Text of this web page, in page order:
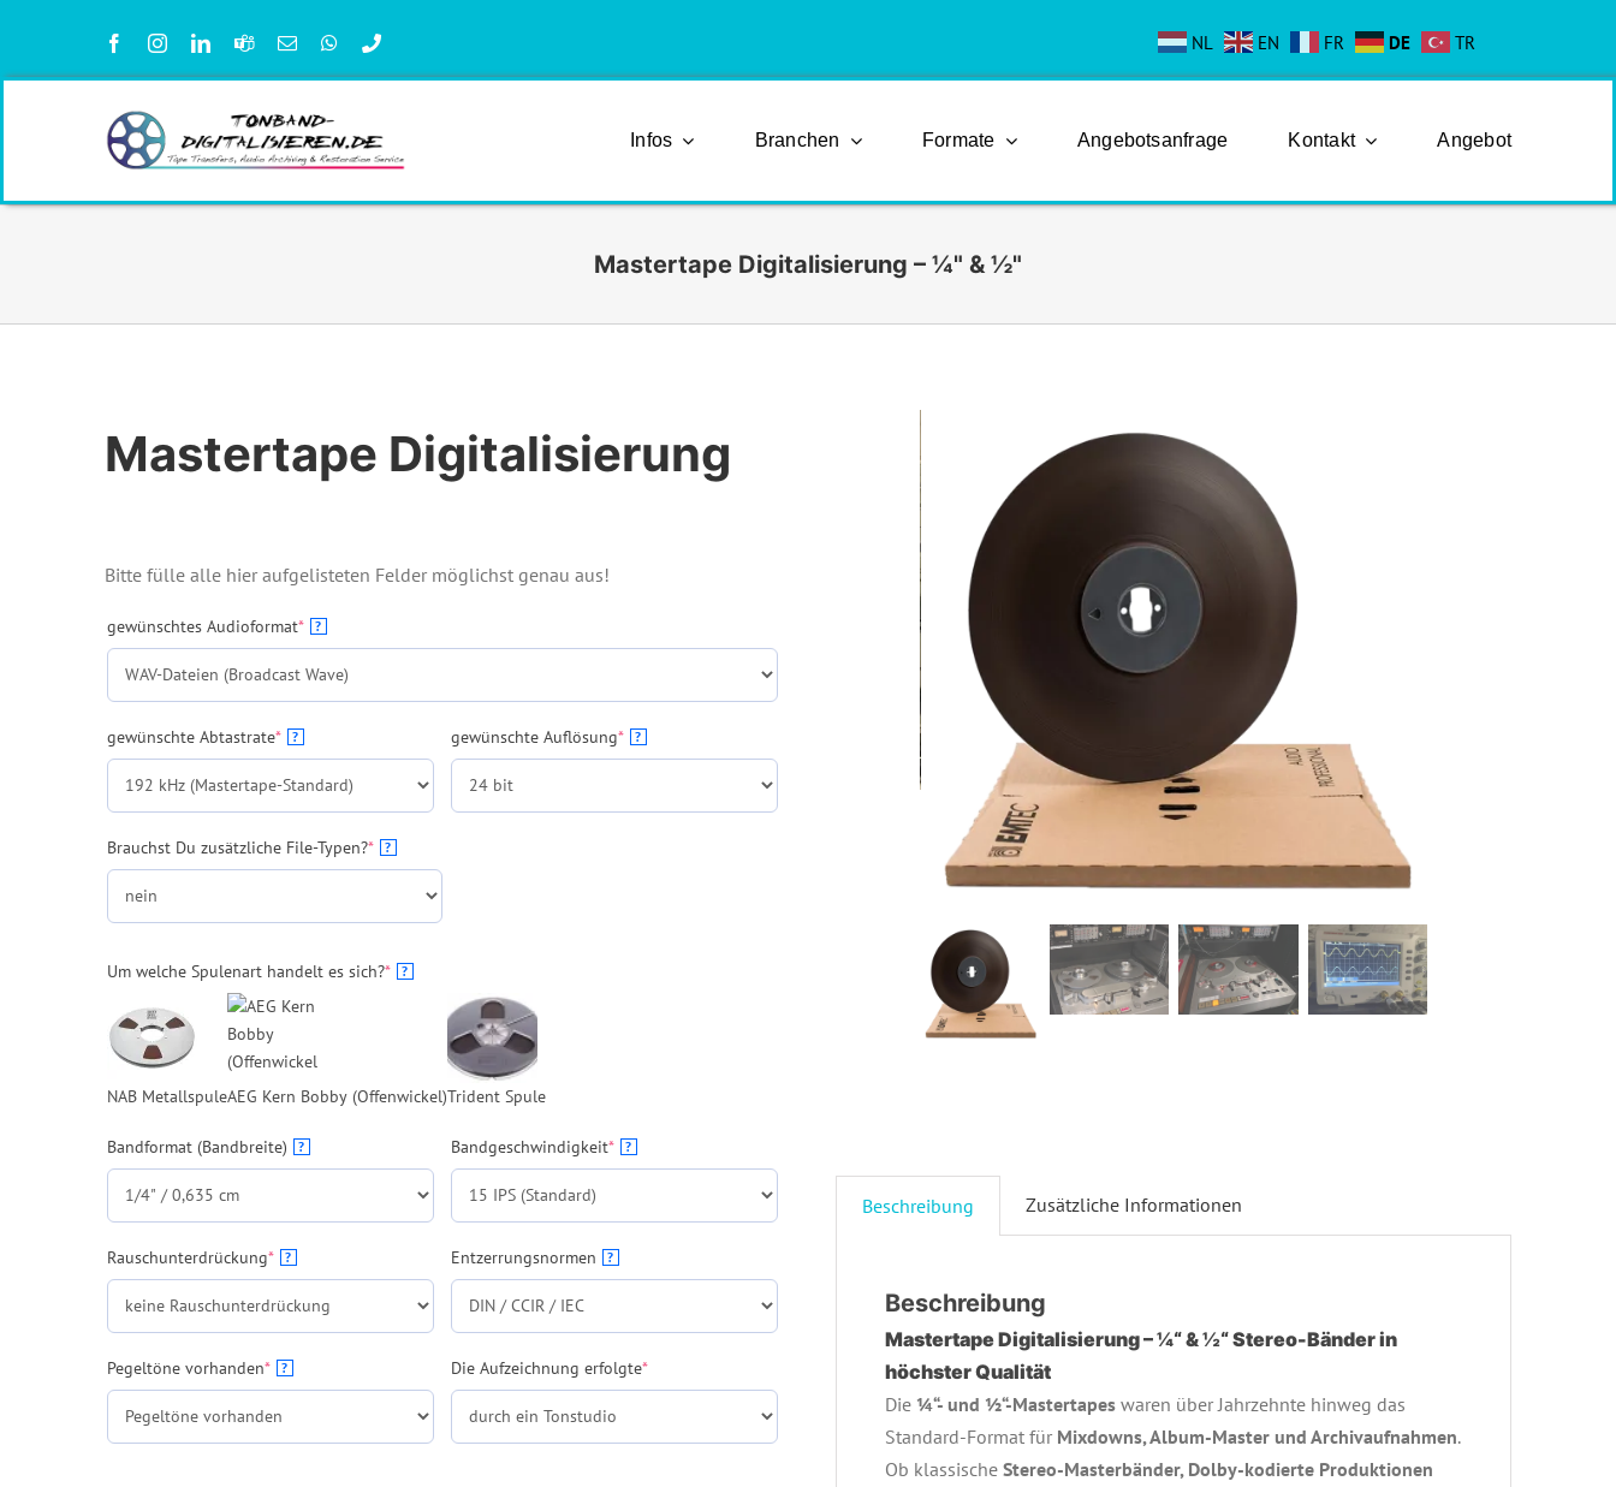
springen
NL EN FR DE TR
Infos Branchen Formate Angebotsanfrage Kontakt Angebot
Mastertape Digitalisierung – ¼" & ½"
Mastertape Digitalisierung
Bitte fülle alle hier aufgelisteten Felder möglichst genau aus!
gewünschtes Audioformat*(required)
?
gewünschte Abtastrate*(required)
? gewünschte Auflösung*(required)
?
Brauchst Du zusätzliche File-Typen?*(required)
?
Um welche Spulenart handelt es sich?*(required)
?
NAB MetallspuleAEG Kern Bobby (Offenwickel)Trident Spule
Bandformat (Bandbreite) ? Bandgeschwindigkeit*(required)
?
Rauschunterdrückung*(required)
? Entzerrungsnormen ?
Pegeltöne vorhanden*(required)
? Die Aufzeichnung erfolgte*(required)
Beschreibung Zusätzliche Informationen
Beschreibung
Mastertape Digitalisierung – ¼“ & ½“ Stereo-Bänder in
höchster Qualität
Die ¼“- und ½“-Mastertapes waren über Jahrzehnte hinweg das
Standard-Format für Mixdowns, Album-Master und Archivaufnahmen.
Ob klassischeStereo-Masterbänder, Dolby-kodierte Produktionen